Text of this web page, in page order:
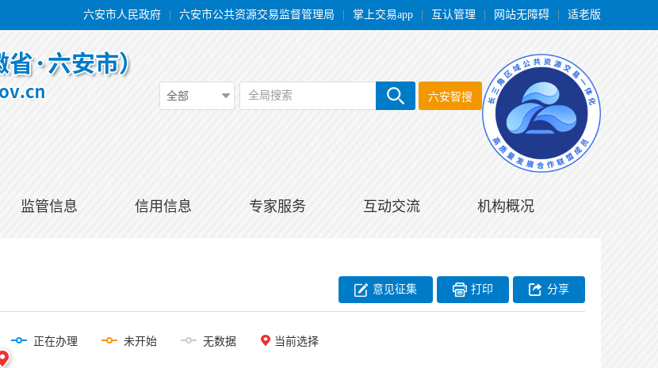
六安市人民政府 六安市公共资源交易监督管理局 掌上交易app 互认管理 网站无障碍 适老版
全部 全局搜索 六安智搜
监管信息 信用信息 专家服务 互动交流 机构概况
意见征集 分享
打印
正在办理 未开始 无数据 当前选择